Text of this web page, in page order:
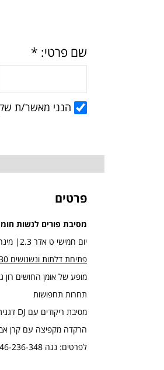
שם פרטי: *
הנני מאשר/ת
פרטים
מסיבת פורים לנשות
יום חמישי ט אדר 2.3| מינהל קהילתי חומת שמואל
פתיחת דלתות ונשנושים 20:30 | תחילת מופע 21:00
מופע של אומן החושים רון
תחרות תחפושות
מסיבת ריקודים עם DJ דגנית
הרקדה מקפיצה עם קרן אבן
לפרטים: נגה 0546-236-348